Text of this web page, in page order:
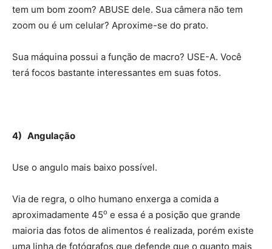
tem um bom zoom? ABUSE dele. Sua câmera não tem
zoom ou é um celular? Aproxime-se do prato.
Sua máquina possui a função de macro? USE-A. Você
terá focos bastante interessantes em suas fotos.
4) Angulação
Use o angulo mais baixo possível.
Via de regra, o olho humano enxerga a comida a
aproximadamente 45o e essa é a posição que grande
maioria das fotos de alimentos é realizada, porém existe
uma linha de fotógrafos que defende que o quanto mais